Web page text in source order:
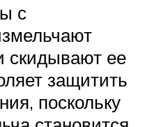
с
скидывают ее
защитить
поскольку